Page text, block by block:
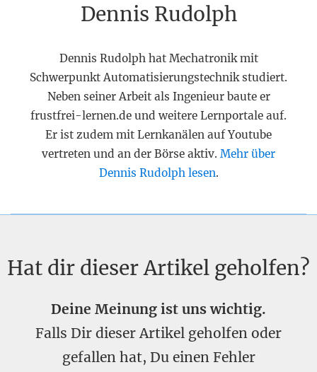
Dennis Rudolph
Dennis Rudolph hat Mechatronik mit
Schwerpunkt Automatisierungstechnik studiert.
Neben seiner Arbeit als Ingenieur baute er
frustfrei-lernen.de und weitere Lernportale auf.
Er ist zudem mit Lernkanälen auf Youtube
vertreten und an der Börse aktiv. Mehr über
Dennis Rudolph lesen.
Hat dir dieser Artikel geholfen?
Deine Meinung ist uns wichtig.
Falls Dir dieser Artikel geholfen oder
gefallen hat, Du einen Fehler